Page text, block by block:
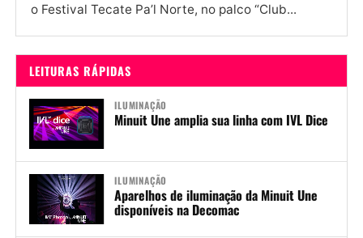
o Festival Tecate Pa’l Norte, no palco “Club...
LEITURAS RÁPIDAS
ILUMINAÇÃO
Minuit Une amplia sua linha com IVL Dice
ILUMINAÇÃO
Aparelhos de iluminação da Minuit Une
disponíveis na Decomac